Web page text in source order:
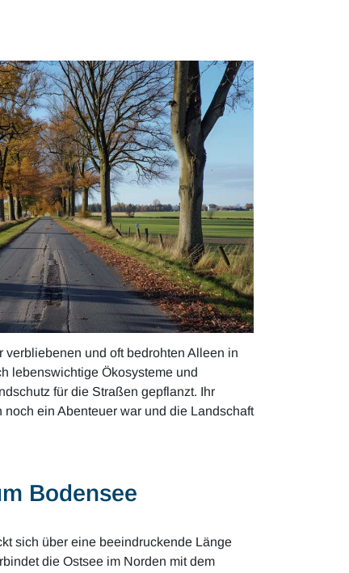
und oft bedrohten Alleen in
lebenswichtige Ökosysteme und
für die Straßen gepflanzt. Ihr
ein Abenteuer war und die Landschaft
Bodensee
sich über eine beeindruckende Länge
die Ostsee im Norden mit dem